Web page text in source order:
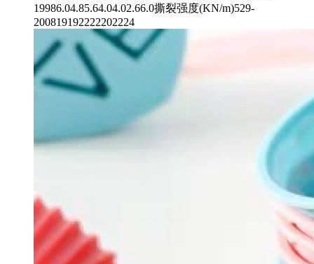
19986.04.85.64.04.02.66.0撕裂强度(KN/m)529-
200819192222202224